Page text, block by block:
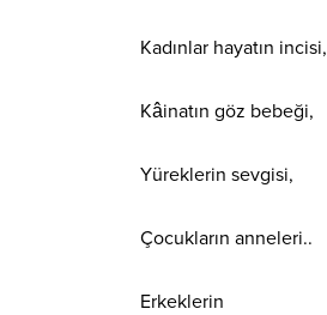
Kadınlar hayatın incisi,
Kâinatın göz bebeği,
Yüreklerin sevgisi,
Çocukların anneleri..
Erkeklerin